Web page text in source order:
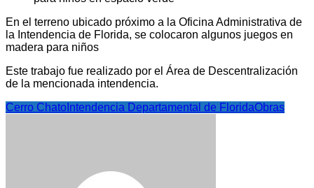
En el terreno ubicado próximo a la Oficina Administrativa de
la Intendencia de Florida, se colocaron algunos juegos en
madera para niños
Este trabajo fue realizado por el Área de Descentralización
de la mencionada intendencia.
Cerro Chato Intendencia Departamental de FloridaObras